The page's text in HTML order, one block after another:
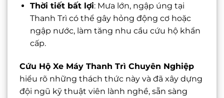
Thời tiết bất lợi: Mưa lớn, ngập úng tại
Thanh Trì có thể gây hỏng động cơ hoặc
ngập nước, làm tăng nhu cầu cứu hộ khẩn
cấp.
Cứu Hộ Xe Máy Thanh Trì Chuyên Nghiệp
hiểu rõ những thách thức này và đã xây dựng
đội ngũ kỹ thuật viên lành nghề, sẵn sàng